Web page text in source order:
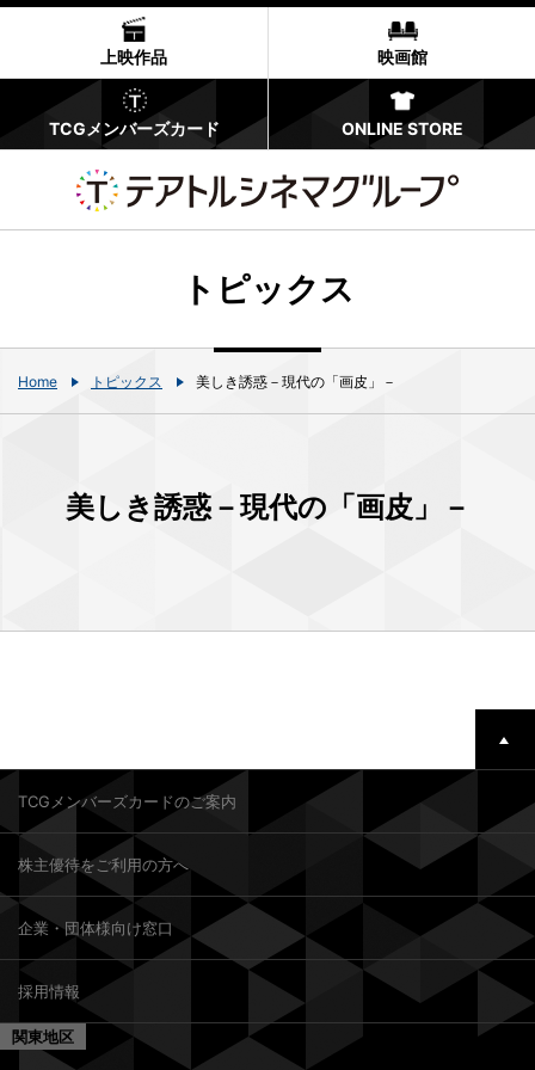
上映作品 映画館
TCGメンバーズカード ONLINE STORE
トピックス
Home トピックス 美しき誘惑－現代の「画皮」－
美しき誘惑－現代の「画皮」－
TCGメンバーズカードのご案内
株主優待をご利用の方へ
企業・団体様向け窓口
採用情報
関東地区